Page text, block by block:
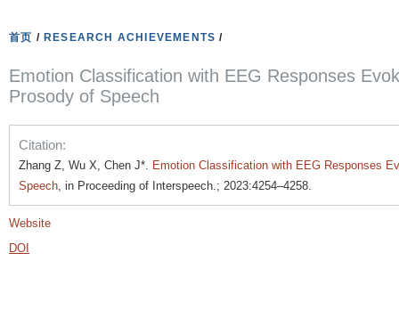
首页 / RESEARCH ACHIEVEMENTS /
Emotion Classification with EEG Responses
Prosody of Speech
Citation:
Zhang Z, Wu X, Chen J*. Emotion Classification with EEG Responses
Speech , in Proceeding of Interspeech.; 2023:4254–4258.
Website
DOI